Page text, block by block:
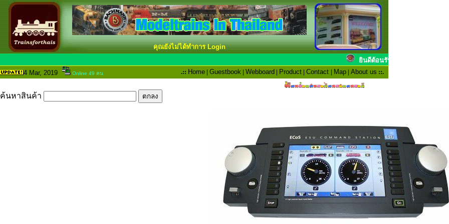
คุณยังไม่ได้ทำการ Login
ยินดีต้อนรับสมาชิก
4 Mar, 2019 Online 49 คน .:: Home | Guestbook | Webboard | Product | Contact | Map | About us ::.
ค้นหาสินค้า